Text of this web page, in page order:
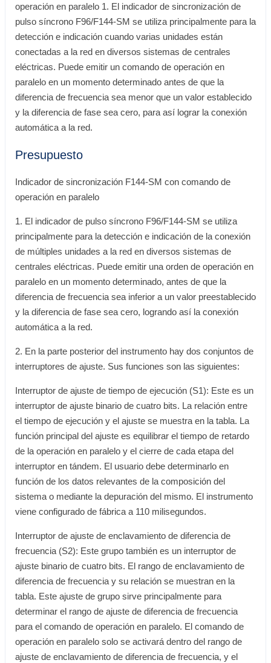
operación en paralelo 1. El indicador de sincronización de
pulso síncrono F96/F144-SM se utiliza principalmente para la
detección e indicación cuando varias unidades están
conectadas a la red en diversos sistemas de centrales
eléctricas. Puede emitir un comando de operación en
paralelo en un momento determinado antes de que la
diferencia de frecuencia sea menor que un valor establecido
y la diferencia de fase sea cero, para así lograr la conexión
automática a la red.
Presupuesto
Indicador de sincronización F144-SM con comando de
operación en paralelo
1. El indicador de pulso síncrono F96/F144-SM se utiliza
principalmente para la detección e indicación de la conexión
de múltiples unidades a la red en diversos sistemas de
centrales eléctricas. Puede emitir una orden de operación en
paralelo en un momento determinado, antes de que la
diferencia de frecuencia sea inferior a un valor preestablecido
y la diferencia de fase sea cero, logrando así la conexión
automática a la red.
2. En la parte posterior del instrumento hay dos conjuntos de
interruptores de ajuste. Sus funciones son las siguientes:
Interruptor de ajuste de tiempo de ejecución (S1): Este es un
interruptor de ajuste binario de cuatro bits. La relación entre
el tiempo de ejecución y el ajuste se muestra en la tabla. La
función principal del ajuste es equilibrar el tiempo de retardo
de la operación en paralelo y el cierre de cada etapa del
interruptor en tándem. El usuario debe determinarlo en
función de los datos relevantes de la composición del
sistema o mediante la depuración del mismo. El instrumento
viene configurado de fábrica a 110 milisegundos.
Interruptor de ajuste de enclavamiento de diferencia de
frecuencia (S2): Este grupo también es un interruptor de
ajuste binario de cuatro bits. El rango de enclavamiento de
diferencia de frecuencia y su relación se muestran en la
tabla. Este ajuste de grupo sirve principalmente para
determinar el rango de ajuste de diferencia de frecuencia
para el comando de operación en paralelo. El comando de
operación en paralelo solo se activará dentro del rango de
ajuste de enclavamiento de diferencia de frecuencia, y el